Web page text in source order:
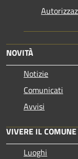
NOVITÀ
Notizie
Comunicati
Avvisi
VIVERE IL COMUNE
Luoghi